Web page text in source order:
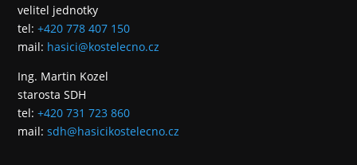
velitel jednotky
tel:+420 778 407 150
mail: hasici@kostelecno.cz
Ing. Martin Kozel
starosta SDH
tel:+420 731 723 860
mail:sdh@hasicikostelecno.cz